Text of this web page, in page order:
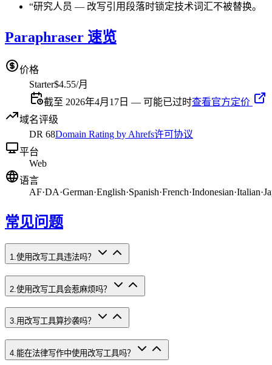
“研究人员 — 改写引用段落时锁定技术词汇不被替换。
Paraphraser 速览
价格
Starter$4.55/月
截至 2026年4月17日 — 可能已过时查看官方定价
域名评级
DR 68Domain Rating by Ahrefs许可协议
平台
Web
语言
AF·DA·German·English·Spanish·French·Indonesian·Italian·
常见问题
1 使用改写工具违法吗？
2 使用改写工具会惹麻烦吗？
3.用改写工具算抄袭吗？
4.能在法律写作中使用改写工具吗？